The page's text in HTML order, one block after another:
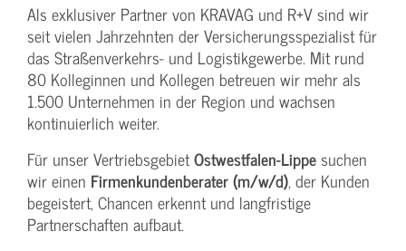
Als exklusiver Partner von KRAVAG und R+V sind wir
seit vielen Jahrzehnten der Versicherungsspezialist für
das Straßenverkehrs- und Logistikgewerbe. Mit rund
80 Kolleginnen und Kollegen betreuen wir mehr als
1.500 Unternehmen in der Region und wachsen
kontinuierlich weiter.
Für unser VertriebsgebietOstwestfalen-Lippe suchen
wir einen Firmenkundenberater (m/w/d), der Kunden
begeistert, Chancen erkennt und langfristige
Partnerschaften aufbaut.